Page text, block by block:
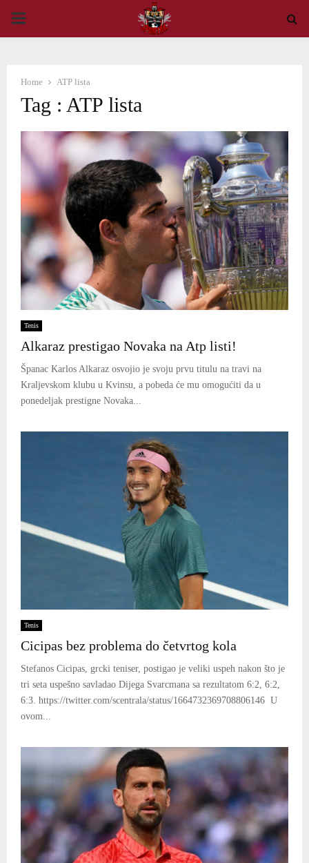
PRIMARY
Home ATP lista
Tag : ATP lista
Tenis
Alkaraz prestigao Novaka na Atp listi!
Španac Karlos Alkaraz osvojio je svoju prvu titulu na travi na
Kraljevskom klubu u Kvinsu, a pobeda će mu omogućiti da u
ponedeljak prestigne Novaka...
Tenis
Cicipas bez problema do četvrtog kola
Stefanos Cicipas, grcki teniser, postigao je veliki uspeh nakon što je
tri seta uspešno savladao Dijega Svarcmana sa rezultatom 6:2, 6:2,
6:3. https://twitter.com/scentrala/status/1664732369708806146 U
ovom...